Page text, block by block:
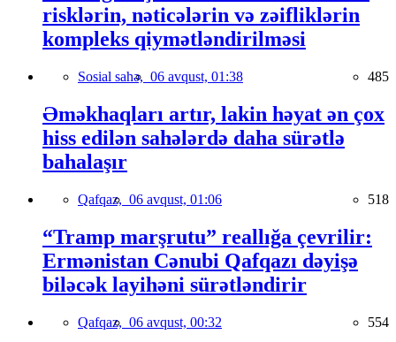
risklərin, nəticələrin və zəifliklərin
kompleks qiymətləndirilməsi
Sosial sahə, 06 avqust, 01:38 485
Əməkhaqları artır, lakin həyat ən çox
hiss edilən sahələrdə daha sürətlə
bahalaşır
Qafqaz, 06 avqust, 01:06 518
“Tramp marşrutu” reallığa çevrilir:
Ermənistan Cənubi Qafqazı dəyişə
biləcək layihəni sürətləndirir
Qafqaz, 06 avqust, 00:32 554